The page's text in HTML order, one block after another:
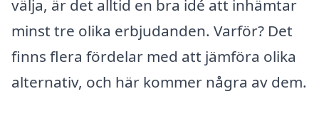
välja, är det alltid en bra idé att inhämtar
minst tre olika erbjudanden. Varför? Det
finns flera fördelar med att jämföra olika
alternativ, och här kommer några av dem.